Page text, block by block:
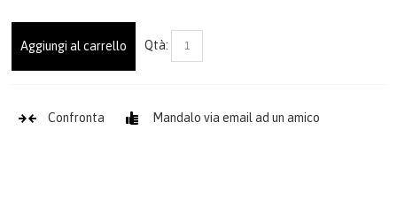
Aggiungi al carrello Qtà:
Confronta Mandalo via email ad un amico